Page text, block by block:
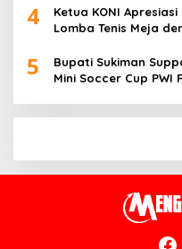
4
Ketua KONI
Lomba Tenis Meja
5
Bupati Sukiman
Mini Soccer Cup PWI